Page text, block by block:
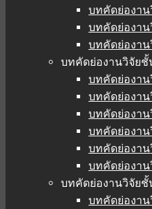
บทคัดย่องา
บทคัดย่องา
บทคัดย่องาน
บทคัดย่องานวิจัยชั้
บทคัดย่องาน
บทคัดย่องา
บทคัดย่องาน
บทคัดย่องา
บทคัดย่องา
บทคัดย่องาน
บทคัดย่องานวิจัยชั้
บทคัดย่องา